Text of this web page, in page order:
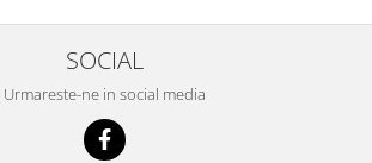
SOCIAL
Urmareste-ne in social media